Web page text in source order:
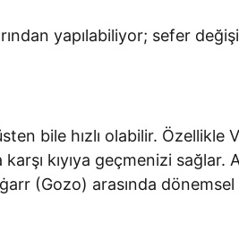
yapılabiliyor; sefer
bile hızlı olabilir. Özellikle
kıyıya geçmenizi sağlar.
(Gozo) arasında dönemsel